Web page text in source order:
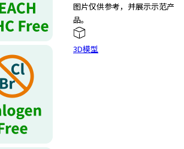
图片仅供参考，并展示示范产
品。
3D模型